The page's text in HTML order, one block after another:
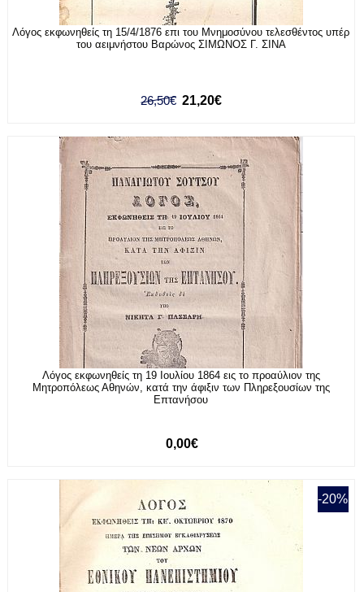
Λόγος εκφωνηθείς τη 15/4/1876 επι του Μνημοσύνου τελεσθέντος υπέρ
του αειμνήστου Βαρώνος ΣΙΜΩΝΟΣ Γ. ΣΙΝΑ
26,50€ 21,20€
Λόγος εκφωνηθείς τη 19 Ιουλίου 1864 εις το προαύλιον της
Μητροπόλεως Αθηνών, κατά την άφιξιν των Πληρεξουσίων της
Επτανήσου
0,00€
-20%